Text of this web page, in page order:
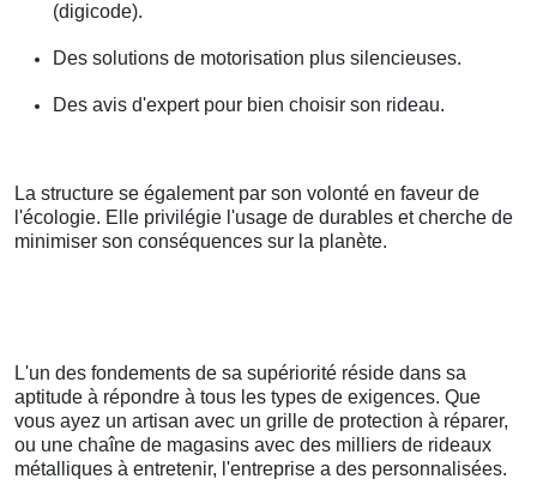
(digicode).
Des solutions de motorisation plus silencieuses.
Des avis d'expert pour bien choisir son rideau.
La structure se également par son volonté en faveur de
l'écologie. Elle privilégie l'usage de durables et cherche de
minimiser son conséquences sur la planète.
L'un des fondements de sa supériorité réside dans sa
aptitude à répondre à tous les types de exigences. Que
vous ayez un artisan avec un grille de protection à réparer,
ou une chaîne de magasins avec des milliers de rideaux
métalliques à entretenir, l'entreprise a des personnalisées.